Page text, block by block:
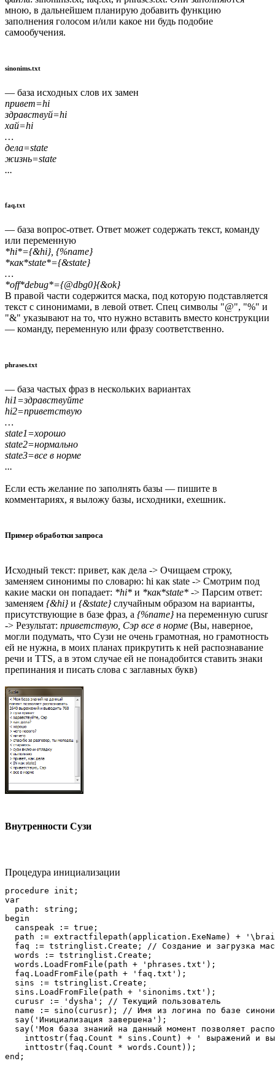
мною, в дальнейшем планирую добавить функцию
заполнения голосом и/или какое ни будь подобие
самообучения.
sinonims.txt
— база исходных слов их замен
привет=hi
здравствуй=hi
хай=hi
…
дела=state
жизнь=state
...
faq.txt
— база вопрос-ответ. Ответ может содержать текст, команду
или переменную
*hi*={&hi}, {%name}
*как*state*={&state}
…
*off*debug*={@dbg0}{&ok}
В правой части содержится маска, под которую подставляется
текст с синонимами, в левой ответ. Спец символы "@", "%" и
"&" указывают на то, что нужно вставить вместо конструкции
— команду, переменную или фразу соответственно.
phrases.txt
— база частых фраз в нескольких вариантах
hi1=здравствуйте
hi2=приветствую
…
state1=хорошо
state2=нормально
state3=все в норме
...
Если есть желание по заполнять базы — пишите в
комментариях, я выложу базы, исходники, exeшник.
Пример обработки запроса
Исходный текст: привет, как дела -> Очищаем строку,
заменяем синонимы по словарю: hi как state -> Смотрим под
какие маски он попадает: *hi* и *как*state* -> Парсим ответ:
заменяем {&hi}и {&state}случайным образом на варианты,
присутствующие в базе фраз, а {%name}на переменную curusr
-> Результат: приветствую, Сэр все в норме (Вы, наверное,
могли подумать, что Сузи не очень грамотная, но грамотность
ей не нужна, в моих планах прикрутить к ней распознавание
речи и TTS, а в этом случае ей не понадобится ставить знаки
препинания и писать слова с заглавных букв)
Внутренности Сузи
Процедура инициализации
procedure init;
var
  path: string;
begin
  canspeak := true;
path := extractfilepath(application.ExeName) +
faq := tstringlist.Create; // Создание и загрузка
  words := tstringlist.Create;
  words.LoadFromFile(path + 'phrases.txt');
  faq.LoadFromFile(path + 'faq.txt');
  sins := tstringlist.Create;
  sins.LoadFromFile(path + 'sinonims.txt');
  curusr := 'dysha'; // Текущий пользователь
name := sino(curusr); // Имя из логина по базе
  say('Инициализация завершена');
say('Моя база знаний на данный момент позволяет
inttostr(faq.Count * sins.Count) + ' выражений и
    inttostr(faq.Count * words.Count));